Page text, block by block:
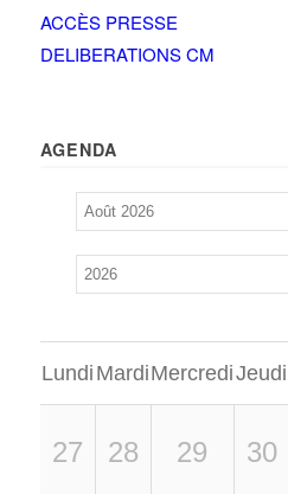
ACCÈS PRESSE
DELIBERATIONS CM
AGENDA
Lundi MardiMercrediJeudi
27 28 29 30